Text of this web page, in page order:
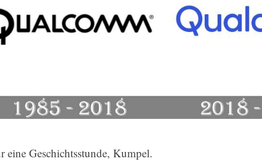
eine Geschichtsstunde, Kumpel.